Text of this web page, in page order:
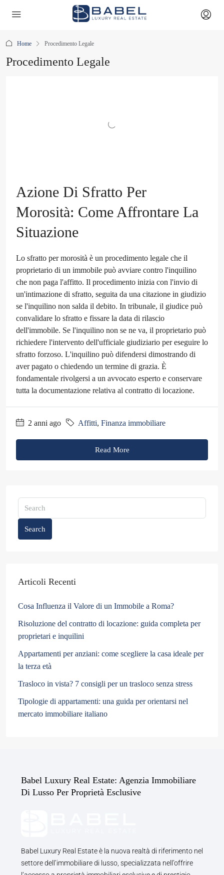
Home Procedimento Legale
Procedimento Legale
Azione Di Sfratto Per
Morosità: Come Affrontare La
Situazione
Lo sfratto per morosità è un procedimento legale che il
proprietario di un immobile può avviare contro l'inquilino
che non paga l'affitto. Il procedimento inizia con l'invio di
un'intimazione di sfratto, seguita da una citazione in giudizio
se l'inquilino non salda il debito. In tribunale, il giudice può
convalidare lo sfratto e fissare la data di rilascio
dell'immobile. Se l'inquilino non se ne va, il proprietario può
richiedere l'intervento dell'ufficiale giudiziario per eseguire lo
sfratto forzoso. L'inquilino può difendersi dimostrando di
aver pagato o chiedendo un termine di grazia. È
fondamentale rivolgersi a un avvocato esperto e conservare
tutta la documentazione relativa al contratto di locazione.
2 anni ago Affitti, Finanza immobiliare
Read More
Search
Articoli Recenti
Cosa Influenza il Valore di un Immobile a Roma?
Risoluzione del contratto di locazione: guida completa per
proprietari e inquilini
Appartamenti per anziani: come scegliere la casa ideale per
la terza età
Trasloco in vista? 7 consigli per un trasloco senza stress
Tipologie di appartamenti: una guida per orientarsi nel
mercato immobiliare italiano
Babel Luxury Real Estate: Agenzia Immobiliare
Di Lusso Per Proprietà Esclusive
Babel Luxury Real Estate è la nuova realtà di riferimento nel
settore dell’immobiliare di lusso, specializzata nell’offrire